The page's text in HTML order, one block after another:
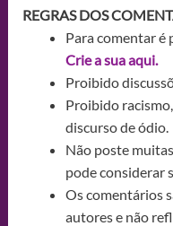
REGRAS DOS
Para comentar é
Crie a sua aqui.
Proibido
Proibido
discurso de ódio.
Não poste
pode considerar
Os comentários
autores e não